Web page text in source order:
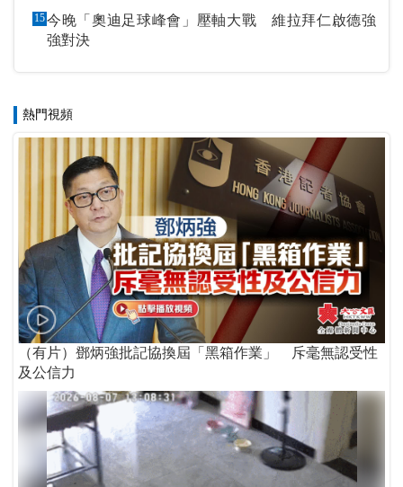
15今晚「奧迪足球峰會」壓軸大戰 維拉拜仁啟德強
強對決
熱門視頻
（有片）鄧炳強批記協換屆「黑箱作業」 斥毫無認受性
及公信力